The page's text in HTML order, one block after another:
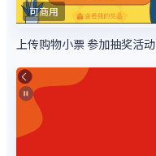
可商用
上传购物小票 参加抽奖活动